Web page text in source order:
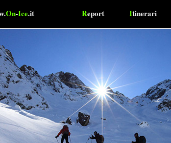
On-Ice.it Report Itinerari